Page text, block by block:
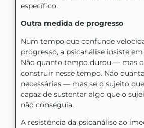
específico.
Outra medida de progresso
Num tempo que confunde
progresso, a psicanálise insiste
Não quanto tempo durou — mas
construir nesse tempo. Não
necessárias — mas se o sujeito
capaz de sustentar algo que o
não conseguia.
A resistência da psicanálise ao